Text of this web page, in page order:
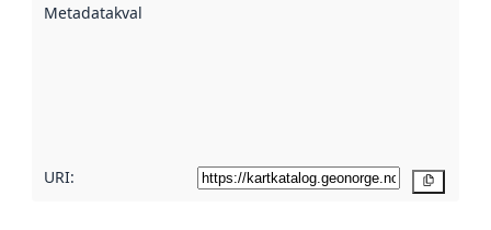
Metadatakvalitet
URI: